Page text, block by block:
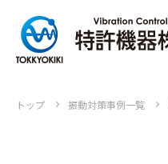
トップ 振動対策事例一覧